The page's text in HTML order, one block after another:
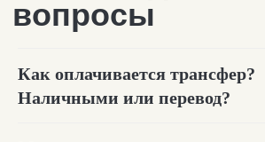
Как оплачивается трансфер?
Наличными или перевод?